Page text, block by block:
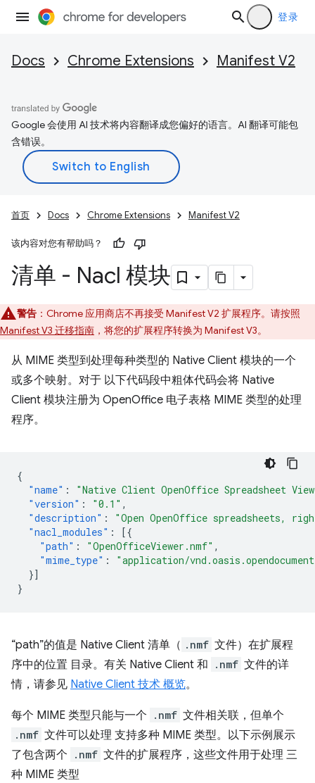
登录
Docs Chrome Extensions Manifest V2
Google 会使用 AI 技术将内容翻译成您偏好的语言。AI 翻译可能包
含错误。
首页 Docs Chrome Extensions Manifest V2
该内容对您有帮助吗？
清单 - Nacl 模块
警告 ：Chrome 应用商店不再接受 Manifest V2 扩展程序。请按照
Manifest V3 迁移指南 ，将您的扩展程序转换为 Manifest V3。
从 MIME 类型到处理每种类型的 Native Client 模块的一个
或多个映射。对于 以下代码段中粗体代码会将 Native
Client 模块注册为 OpenOffice 电子表格 MIME 类型的处理
程序。
{
"name" :
"Native Client OpenOffice Spreadsheet
"version" : "0.1" ,
"description" :
"Open OpenOffice spreadsheets,
"nacl_modules" :
[{
"path" : "OpenOfficeViewer.nmf" ,
"mime_type" :
"application/
}]
}
“path”的值是 Native Client 清单（ .nmf 文件）在扩展程
序中的位置 目录。有关 Native Client 和
.nmf 文件的详
情，请参见 Native Client 技术 概览。
每个 MIME 类型只能与一个 .nmf 文件相关联，但单个
.nmf 文件可以处理 支持多种 MIME 类型。以下示例展示
了包含两个
.nmf 文件的扩展程序，这些文件用于处理 三
种 MIME 类型